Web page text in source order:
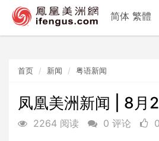
首页 新闻 粤语新闻
凤凰美洲新闻 | 8月
2264 阅读 0 评论
简体 繁體